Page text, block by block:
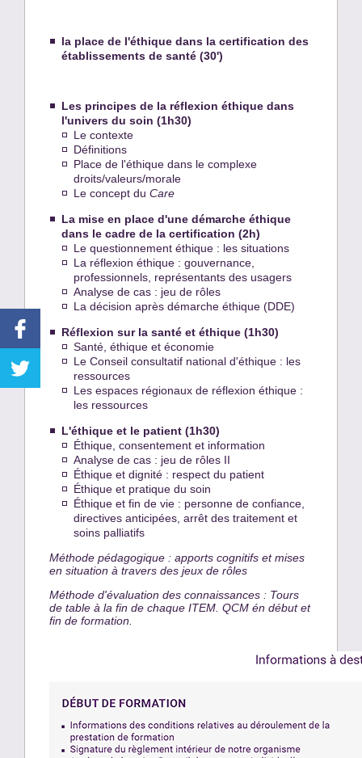
la place de l'éthique dans la certification des
établissements de santé (30')
Les principes de la réflexion éthique dans
l'univers du soin (1h30)
Le contexte
Définitions
Place de l'éthique dans le complexe
droits/valeurs/morale
Le concept du Care
La mise en place d'une démarche éthique
dans le cadre de la certification (2h)
Le questionnement éthique : les situations
La réflexion éthique : gouvernance,
professionnels, représentants des usagers
Analyse de cas : jeu de rôles
La décision après démarche éthique (DDE)
Réflexion sur la santé et éthique (1h30)
Santé, éthique et économie
Le Conseil consultatif national d'éthique : les
ressources
Les espaces régionaux de réflexion éthique :
les ressources
L'éthique et le patient (1h30)
Éthique, consentement et information
Analyse de cas : jeu de rôles II
Éthique et dignité : respect du patient
Éthique et pratique du soin
Éthique et fin de vie : personne de confiance,
directives anticipées, arrêt des traitement et
soins palliatifs
Méthode pédagogique : apports cognitifs et mises
en situation à travers des jeux de rôles
Méthode d'évaluation des connaissances : Tours
de table à la fin de chaque ITEM. QCM én début et
fin de formation.